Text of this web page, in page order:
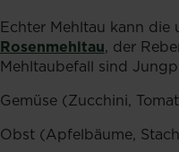
Echter Mehltau kann
Rosenmehltau, der
Mehltaubefall sind
Gemüse (Zucchini,
Obst (Apfelbäume,